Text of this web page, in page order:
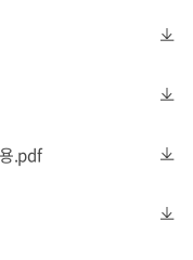
.pdf